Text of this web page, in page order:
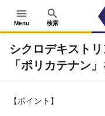
menu
Menu
search
検索
シクロデキスト
「ポリカテナン
【ポイント】